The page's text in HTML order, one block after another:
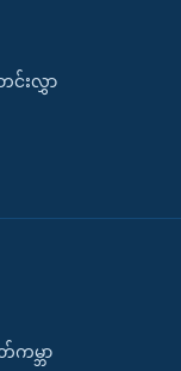
င်းလွှာ
ကမ္ဘာ